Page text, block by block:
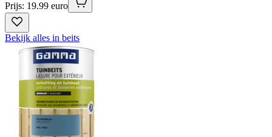
Prijs: 19.99 euro
Bekijk alles in beits